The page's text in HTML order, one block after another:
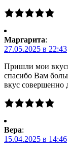
Маргарита:
27.05.2025 в 22:43
Пришли мои
спасибо Вам
вкус совершенно
Вера:
15.04.2025 в 14:46